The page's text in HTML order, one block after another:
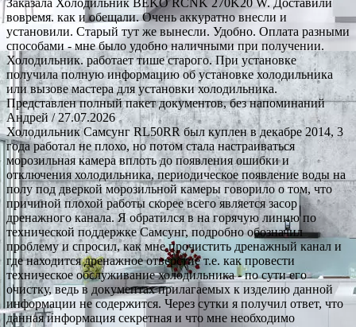
вовремя. как и обещали. Очень аккуратно внесли и
установили. Старый тут же вынесли. Удобно. Оплата разными
способами - мне было удобно наличными при получении.
Холодильник. работает тише старого. При установке
получила полную информацию об установке холодильника
или вызове мастера для установки холодильника.
Представлен полный пакет документов, без напоминаний
Андрей/ 27.07.2026
Холодильник Самсунг RL50RR был куплен в декабре 2014, 3
года работал не плохо, но потом стала настраиваться
морозильная камера вплоть до появления ошибки и
отключения холодильника, периодическое появление воды на
полу под дверкой морозильной камеры говорило о том, что
причиной плохой работы скорее всего является засор
дренажного канала. Я обратился в на горячую линию по
технической поддержке Самсунг, подробно обозначил
проблему и спросил, как мне прочистить дренажный канал и
где находится дренажное отверстие т.е. как провести
техническое обслуживание холодильника - по сути его
очистку, ведь в документах прилагаемых к изделию данной
информации не содержится. Через сутки я получил ответ, что
данная информация секретная и что мне необходимо